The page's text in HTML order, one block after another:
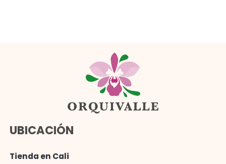
UBICACIÓN
Tienda en Cali